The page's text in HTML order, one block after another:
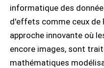
informatique des
d'effets comme ceux de
approche innovante où
encore images, sont
mathématiques